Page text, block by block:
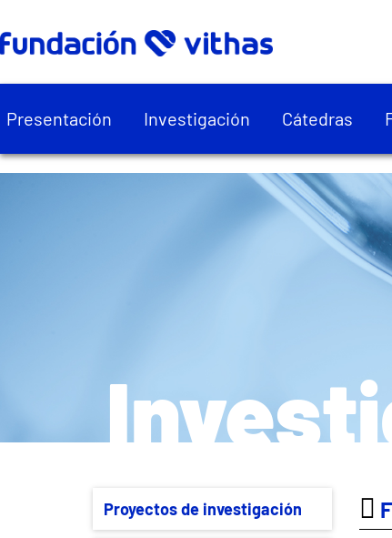
Presentación Investigación Cátedras
Proyectos de investigación